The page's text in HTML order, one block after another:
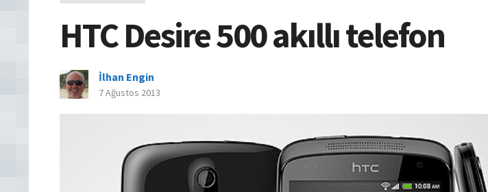
HTC Desire 500 akıllı telefon
İlhan Engin
7 Ağustos 2013